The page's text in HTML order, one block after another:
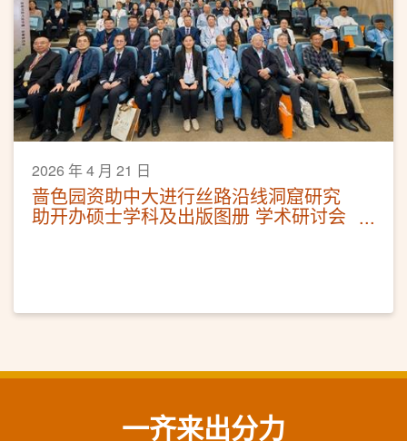
2026 年 4 月 21 日
啬色园资助中大进行丝路沿线洞窟研究
助开办硕士学科及出版图册 学术研讨会
一齐来出分力